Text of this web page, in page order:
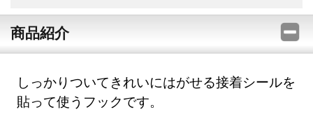
商品紹介
しっかりついてきれいにはがせる接着シールを
貼って使うフックです。